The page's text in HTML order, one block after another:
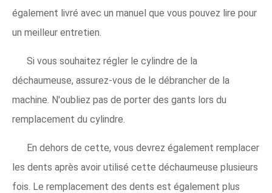
également livré avec un manuel que vous pouvez lire pour
un meilleur entretien.
Si vous souhaitez régler le cylindre de la
déchaumeuse, assurez-vous de le débrancher de la
machine. N'oubliez pas de porter des gants lors du
remplacement du cylindre.
En dehors de cette, vous devrez également remplacer
les dents après avoir utilisé cette déchaumeuse plusieurs
fois. Le remplacement des dents est également plus